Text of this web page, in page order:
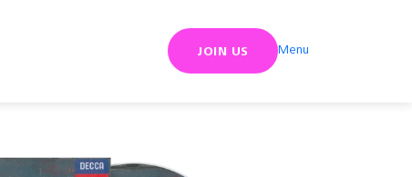
JOIN US Menu